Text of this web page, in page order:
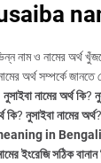
Nusaiba
নাম ও নামের অর্থ
অর্থ সম্পর্কে
নুসাইবা নামের অর্থ কি?
কি? নুসাইবা নামের অর্থ?
in Bengali
ইংরেজি সঠিক